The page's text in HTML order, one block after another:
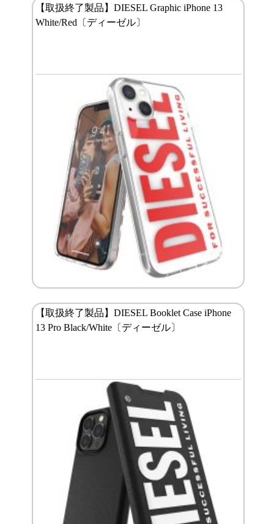
【取扱終了製品】DIESEL Graphic iPhone 13
White/Red〔ディーゼル〕
【取扱終了製品】DIESEL Booklet Case iPhone
13 Pro Black/White〔ディーゼル〕